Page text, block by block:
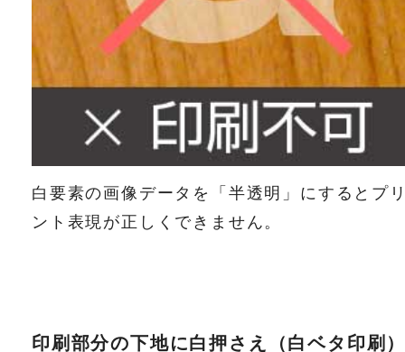
白要素の画像データを「半透明」にするとプ
ント表現が正しくできません。
印刷部分の下地に白押さえ（白ベタ印刷